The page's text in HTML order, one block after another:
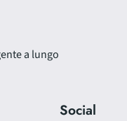
a lungo
Social